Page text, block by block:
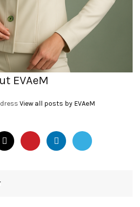
EVAeM
View all posts by EVAeM